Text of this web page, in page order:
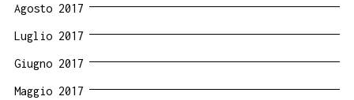
Agosto 2017
Luglio 2017
Giugno 2017
Maggio 2017